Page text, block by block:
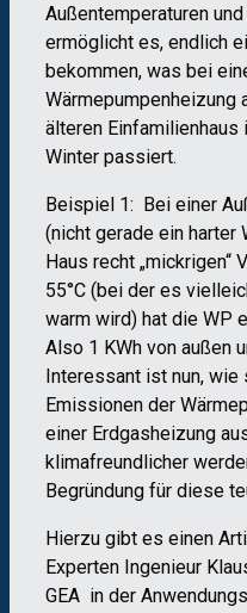
Außentemperaturen
ermöglicht es, endlich
bekommen, was bei
Wärmepumpenheizung
älteren Einfamilienhaus
Winter passiert.
Beispiel 1: Bei einer
(nicht gerade ein harter
Haus recht „mickrigen“
55°C (bei der es
warm wird) hat die WP
Also 1 KWh von außen
Interessant ist nun, wie
Emissionen der
einer Erdgasheizung
klimafreundlicher
Begründung für diese
Hierzu gibt es einen
Experten Ingenieur
GEA in der